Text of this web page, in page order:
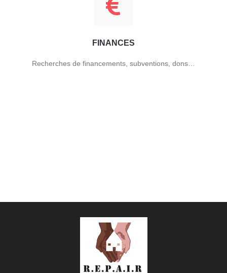
FINANCES
Recherches de financements, subventions, dons…